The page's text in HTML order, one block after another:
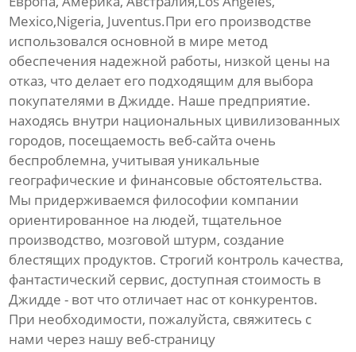
Mexico,Nigeria, Juventus.При его производстве
использовался основной в мире метод
обеспечения надежной работы, низкой цены на
отказ, что делает его подходящим для выбора
покупателями в Джидде. Наше предприятие.
находясь внутри национальных цивилизованных
городов, посещаемость веб-сайта очень
беспроблемна, учитывая уникальные
географические и финансовые обстоятельства.
Мы придерживаемся философии компании
ориентированное на людей, тщательное
производство, мозговой штурм, создание
блестящих продуктов. Строгий контроль качества,
фантастический сервис, доступная стоимость в
Джидде - вот что отличает нас от конкурентов.
При необходимости, пожалуйста, свяжитесь с
нами через нашу веб-страницу